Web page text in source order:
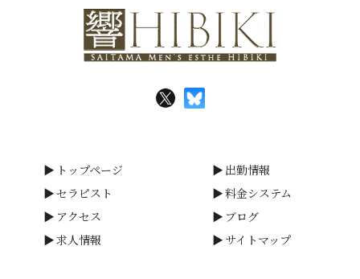
トップページ
出勤情報
セラピスト
料金システム
アクセス
ブログ
求人情報
サイトマップ